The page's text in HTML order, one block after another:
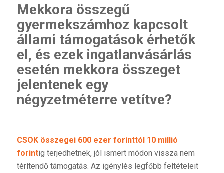
Mekkora összegű
gyermekszámhoz kapcsolt
állami támogatások érhetők
el, és ezek ingatlanvásárlás
esetén mekkora összeget
jelentenek egy
négyzetméterre vetítve?
CSOK összegei 600 ezer forinttól 10 millió
forintig terjedhetnek, jól ismert módon vissza nem
térítendő támogatás. Az igénylés legfőbb feltételeit